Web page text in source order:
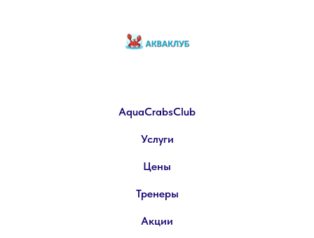
AquaCrabsClub
Услуги
Цены
Тренеры
Акции